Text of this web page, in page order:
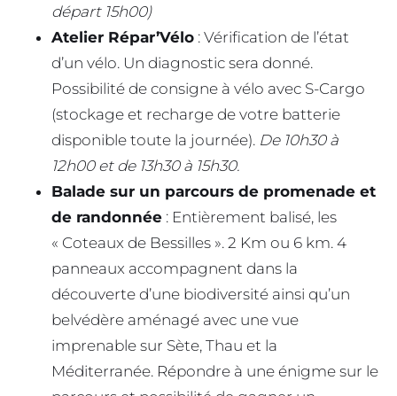
départ 15h00)
Atelier Répar’Vélo : Vérification de l’état
d’un vélo. Un diagnostic sera donné.
Possibilité de consigne à vélo avec S-Cargo
(stockage et recharge de votre batterie
disponible toute la journée). De 10h30 à
12h00 et de 13h30 à 15h30.
Balade sur un parcours de promenade et
de randonnée : Entièrement balisé, les
« Coteaux de Bessilles ». 2 Km ou 6 km. 4
panneaux accompagnent dans la
découverte d’une biodiversité ainsi qu’un
belvédère aménagé avec une vue
imprenable sur Sète, Thau et la
Méditerranée. Répondre à une énigme sur le